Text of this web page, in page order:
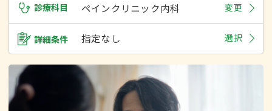
診療科目 ペインクリニック内科 変更
詳細条件 指定なし 選択